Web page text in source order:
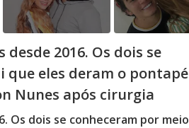
2016. Os dois se
que eles deram o pontapé
Nunes após cirurgia
Os dois se conheceram por meio